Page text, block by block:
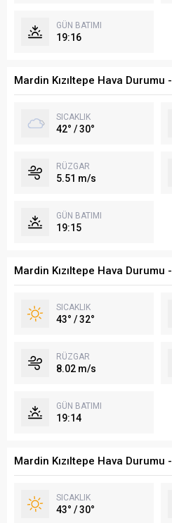
GÜN BATIMI
19:16
Mardin Kızıltepe Hava Durumu -
SICAKLIK
42° / 30°
RÜZGAR
5.51 m/s
GÜN BATIMI
19:15
Mardin Kızıltepe Hava Durumu
SICAKLIK
43° / 32°
RÜZGAR
8.02 m/s
GÜN BATIMI
19:14
Mardin Kızıltepe Hava Durumu
SICAKLIK
43° / 30°